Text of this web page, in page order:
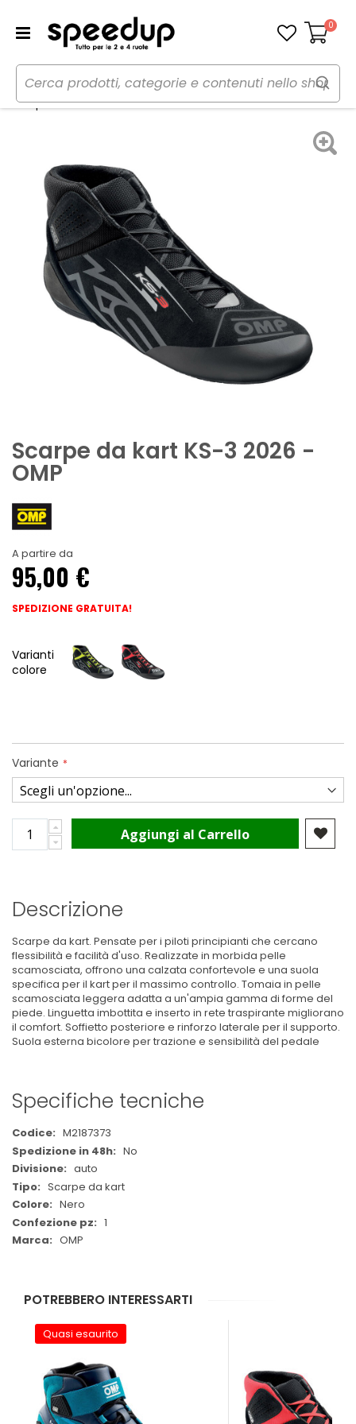
Carrello
0
Home Auto Rally-Pista-Kart
Abbigliamento
Scarpe da kart KS-3 2026
Scarpe da kart KS-3 2026 -
OMP
A partire da
95,00 €
SPEDIZIONE GRATUITA!
Varianti
colore
Variante
Aggiungi al Carrello
Descrizione
Scarpe da kart. Pensate per i piloti principianti che cercano
flessibilità e facilità d'uso. Realizzate in morbida pelle
scamosciata, offrono una calzata confortevole e una suola
specifica per il kart per il massimo controllo. Tomaia in pelle
scamosciata leggera adatta a un'ampia gamma di forme del
piede. Linguetta imbottita e inserto in rete traspirante migliorano
il comfort. Soffietto posteriore e rinforzo laterale per il supporto.
Suola esterna bicolore per trazione e sensibilità del pedale
Specifiche tecniche
Maggiori
Informazioni
M2187373
No
auto
Scarpe da kart
Nero
1
OMP
POTREBBERO INTERESSARTI
Quasi esaurito